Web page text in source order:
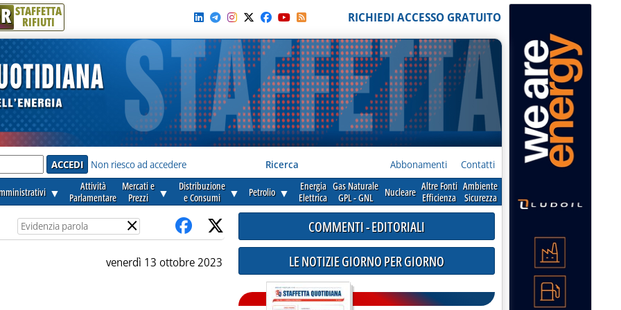
R STAFFETTA
RIFIUTI RICHIEDI ACCESSO GRATUITO
Non riesco ad accedere Ricerca Abbonamenti Contatti
▼
Attività
Parlamentare
Mercati e
Prezzi
▼
Distribuzione
e Consumi
▼ Petrolio ▼
Energia
Elettrica
Gas Naturale
GPL - GNL
Nucleare Altre Fonti
Efficienza
Ambiente
Sicurezza
×
venerdì 13 ottobre 2023
COMMENTI - EDITORIALI
LE NOTIZIE GIORNO PER GIORNO